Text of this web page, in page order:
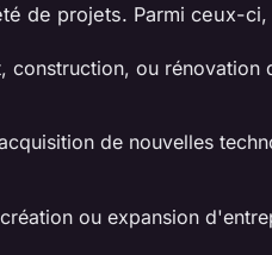
de projets. Parmi ceux-
construction, ou rénovation
de nouvelles
ou expansion